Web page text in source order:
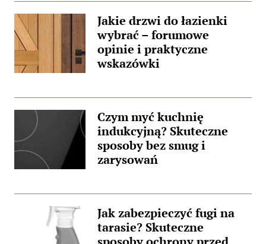
Jakie drzwi do łazienki
wybrać – forumowe
opinie i praktyczne
wskazówki
Czym myć kuchnię
indukcyjną? Skuteczne
sposoby bez smug i
zarysowań
Jak zabezpieczyć fugi na
tarasie? Skuteczne